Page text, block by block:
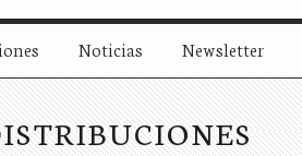
Noticias Newsletter